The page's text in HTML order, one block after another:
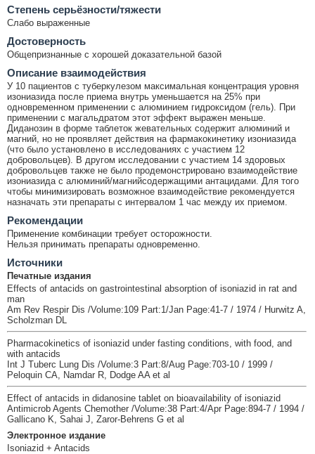
Cтепень серьёзности/тяжести
Слабо выраженные
Достоверность
Общепризнанные с хорошей доказательной базой
Описание взаимодействия
У 10 пациентов с туберкулезом максимальная концентрация уровня
изониазида после приема внутрь уменьшается на 25% при
одновременном применении с алюминием гидроксидом (гель). При
применении с магальдратом этот эффект выражен меньше.
Диданозин в форме таблеток жевательных содержит алюминий и
магний, но не проявляет действия на фармакокинетику изониазида
(что было установлено в исследованиях с участием 12
добровольцев). В другом исследовании с участием 14 здоровых
добровольцев также не было продемонстрировано взаимодействие
изониазида с алюминий/магнийсодержащими антацидами. Для того
чтобы минимизировать возможное взаимодействие рекомендуется
назначать эти препараты с интервалом 1 час между их приемом.
Рекомендации
Применение комбинации требует осторожности.
Нельзя принимать препараты одновременно.
Источники
Печатные издания
Effects of antacids on gastrointestinal absorption of isoniazid in rat and
man
Am Rev Respir Dis /Volume:109 Part:1/Jan Page:41-7 / 1974 / Hurwitz A,
Scholzman DL
Pharmacokinetics of isoniazid under fasting conditions, with food, and
with antacids
Int J Tuberc Lung Dis /Volume:3 Part:8/Aug Page:703-10 / 1999 /
Peloquin CA, Namdar R, Dodge AA et al
Effect of antacids in didanosine tablet on bioavailability of isoniazid
Antimicrob Agents Chemother /Volume:38 Part:4/Apr Page:894-7 / 1994 /
Gallicano K, Sahai J, Zaror-Behrens G et al
Электронное издание
Isoniazid + Antacids